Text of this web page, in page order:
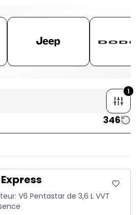
1
346
V6 Pentastar de 3,6 L VVT